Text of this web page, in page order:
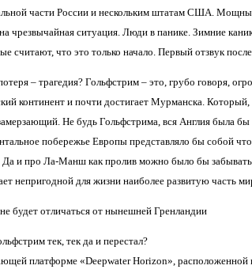
части России и нескольким штатам США.
чрезвычайная ситуация. Люди в панике. Зимние
считают, что это только начало. Первый отзвук
– трагедия? Гольфстрим – это, грубо говоря,
континент и почти достигает Мурманска.
Не будь Гольфстрима, вся Англия была
побережье Европы представляло бы собой
Да и про Ла-Манш как пролив можно было бы
непригодной для жизни наиболее развитую часть
будет отличаться от нынешней Гренландии
тек, тек да и перестал?
платформе «Deepwater Horizon», расположенной